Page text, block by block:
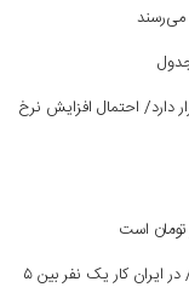
احتمال افزایش نرخ
تعداد کارمندان در ایران ۳ برابر استاندارد جهان است/ در ایران کار یک نفر بین ۵